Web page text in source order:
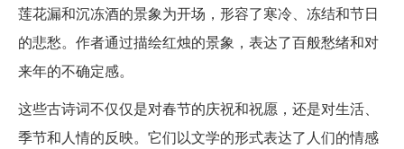
莲花漏和沉冻酒的景象为开场，形容了寒冷、冻结和节日
的悲愁。作者通过描绘红烛的景象，表达了百般愁绪和对
来年的不确定感。
这些古诗词不仅仅是对春节的庆祝和祝愿，还是对生活、
季节和人情的反映。它们以文学的形式表达了人们的情感